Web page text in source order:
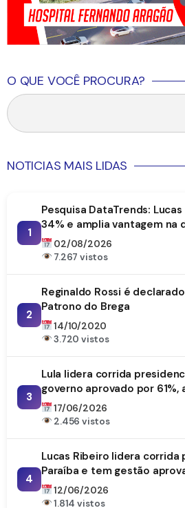
O QUE VOCÊ PROCURA?
NOTICIAS MAIS LIDAS
1
Pesquisa DataTrends:
34% e amplia vantagem na
da Paraíba
02/08/2026
7.267 vistos
2
Reginaldo Rossi é
Patrono do Brega
14/10/2020
3.720 vistos
3
Lula lidera corrida
governo aprovado por 61%,
17/06/2026
2.456 vistos
4
Lucas Ribeiro lidera corrida
Paraíba e tem gestão
DataTrends
12/06/2026
1.814 vistos